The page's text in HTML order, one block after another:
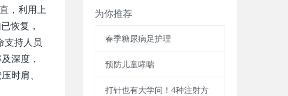
，利用上
恢复，
支持人员
深度，
时肩、
为你推荐
春季糖尿病足护理
预防儿童哮喘
‌打针也有大学问！4种注射方